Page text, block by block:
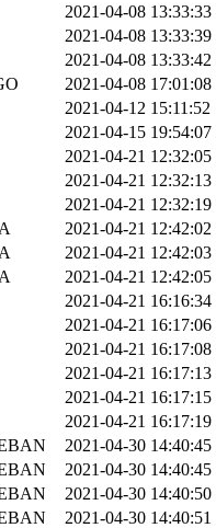
2021-04-08 13:33:33
2021-04-08 13:33:39
2021-04-08 13:33:42
2021-04-08 17:01:08
2021-04-12 15:11:52
2021-04-15 19:54:07
2021-04-21 12:32:05
2021-04-21 12:32:13
2021-04-21 12:32:19
2021-04-21 12:42:02
2021-04-21 12:42:03
2021-04-21 12:42:05
2021-04-21 16:16:34
2021-04-21 16:17:06
2021-04-21 16:17:08
2021-04-21 16:17:13
2021-04-21 16:17:15
2021-04-21 16:17:19
2021-04-30 14:40:45
2021-04-30 14:40:45
2021-04-30 14:40:50
2021-04-30 14:40:51